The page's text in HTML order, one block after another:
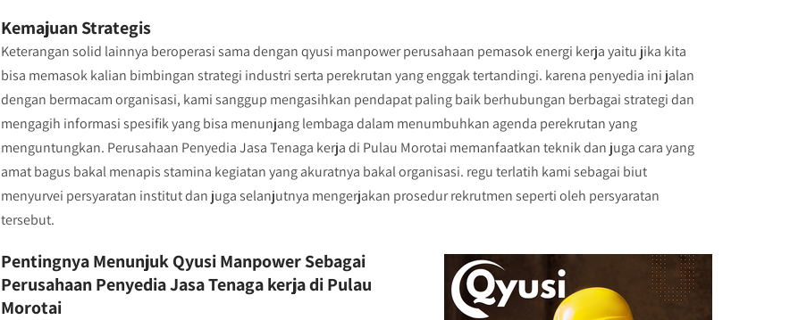
Kemajuan Strategis
Keterangan solid lainnya beroperasi sama dengan qyusi manpower perusahaan pemasok energi kerja yaitu jika kita
bisa memasok kalian bimbingan strategi industri serta perekrutan yang enggak tertandingi. karena penyedia ini jalan
dengan bermacam organisasi, kami sanggup mengasihkan pendapat paling baik berhubungan berbagai strategi dan
mengagih informasi spesifik yang bisa menunjang lembaga dalam menumbuhkan agenda perekrutan yang
menguntungkan. Perusahaan Penyedia Jasa Tenaga kerja di Pulau Morotai memanfaatkan teknik dan juga cara yang
amat bagus bakal menapis stamina kegiatan yang akuratnya bakal organisasi. regu terlatih kami sebagai biut
menyurvei persyaratan institut dan juga selanjutnya mengerjakan prosedur rekrutmen seperti oleh persyaratan
tersebut.
Pentingnya Menunjuk Qyusi Manpower Sebagai
Perusahaan Penyedia Jasa Tenaga kerja di Pulau
Morotai